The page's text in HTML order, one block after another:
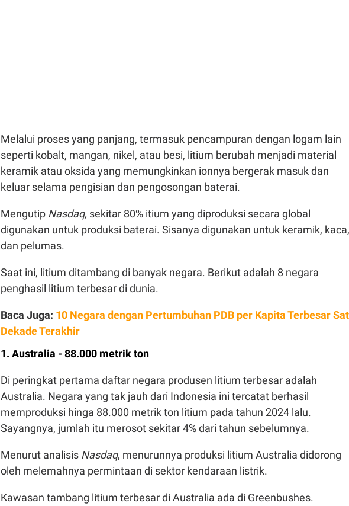
Melalui proses yang panjang, termasuk pencampuran dengan logam lain
seperti kobalt, mangan, nikel, atau besi, litium berubah menjadi material
keramik atau oksida yang memungkinkan ionnya bergerak masuk dan
keluar selama pengisian dan pengosongan baterai.
Mengutip Nasdaq, sekitar 80% itium yang diproduksi secara global
digunakan untuk produksi baterai. Sisanya digunakan untuk keramik, kaca,
dan pelumas.
Saat ini, litium ditambang di banyak negara. Berikut adalah 8 negara
penghasil litium terbesar di dunia.
Baca Juga: 10 Negara dengan Pertumbuhan PDB per Kapita Terbesar
Dekade Terakhir
1. Australia - 88.000 metrik ton
Di peringkat pertama daftar negara produsen litium terbesar adalah
Australia. Negara yang tak jauh dari Indonesia ini tercatat berhasil
memproduksi hinga 88.000 metrik ton litium pada tahun 2024 lalu.
Sayangnya, jumlah itu merosot sekitar 4% dari tahun sebelumnya.
Menurut analisis Nasdaq, menurunnya produksi litium Australia didorong
oleh melemahnya permintaan di sektor kendaraan listrik.
Kawasan tambang litium terbesar di Australia ada di Greenbushes.